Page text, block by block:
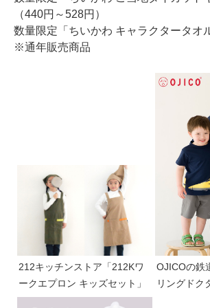
（440円～528円）
数量限定「ちいかわ キャラクタータオ
※通年販売商品
212キッチンストア「212Kワ
ークエプロン キッズセット」
OJICOの鉄
リングドク